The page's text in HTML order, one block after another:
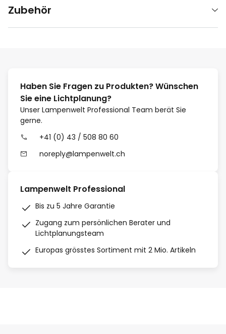
Zubehör
Haben Sie Fragen zu Produkten? Wünschen
Sie eine Lichtplanung?
Unser Lampenwelt Professional Team berät Sie
gerne.
+41 (0) 43 / 508 80 60
noreply@lampenwelt.ch
Lampenwelt Professional
Bis zu 5 Jahre Garantie
Zugang zum persönlichen Berater und
Lichtplanungsteam
Europas grösstes Sortiment mit 2 Mio. Artikeln